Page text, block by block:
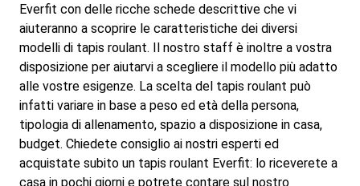
Everfit con delle ricche schede descrittive che vi
aiuteranno a scoprire le caratteristiche dei diversi
modelli di tapis roulant. Il nostro staff è inoltre a vostra
disposizione per aiutarvi a scegliere il modello più adatto
alle vostre esigenze. La scelta del tapis roulant può
infatti variare in base a peso ed età della persona,
tipologia di allenamento, spazio a disposizione in casa,
budget. Chiedete consiglio ai nostri esperti ed
acquistate subito un tapis roulant Everfit: lo riceverete a
casa in pochi giorni e potrete contare sul nostro